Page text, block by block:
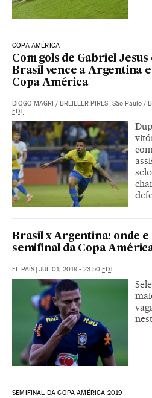
COPA AMÉRICA
Com gols de Gabriel
Brasil vence a Argentina
Copa América
DIOGO MAGRI / BREILLER PIRES | São Paulo /
EDT
Brasil x Argentina: onde e
semifinal da Copa
EL PAÍS JUL 01, 2019 - 23:50 EDT
SEMIFINAL DA COPA AMÉRICA 2019